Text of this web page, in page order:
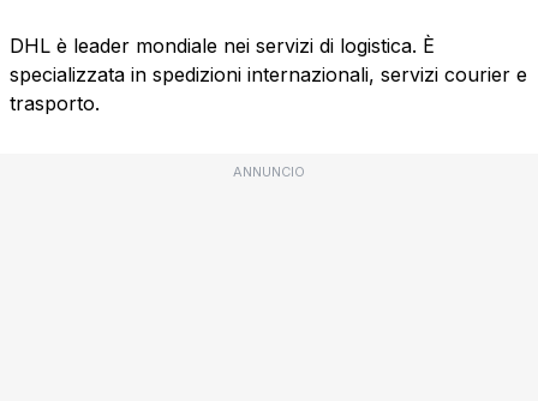
DHL è leader mondiale nei servizi di logistica. È
specializzata in spedizioni internazionali, servizi courier e
trasporto.
ANNUNCIO